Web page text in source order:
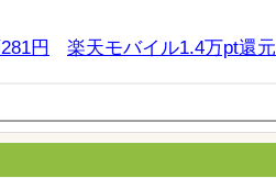
円 楽天モバイル1.4万pt還元